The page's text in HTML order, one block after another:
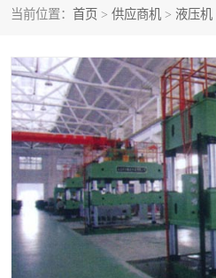
当前位置： 首页 > 供应商机 > 液压机
卷板机